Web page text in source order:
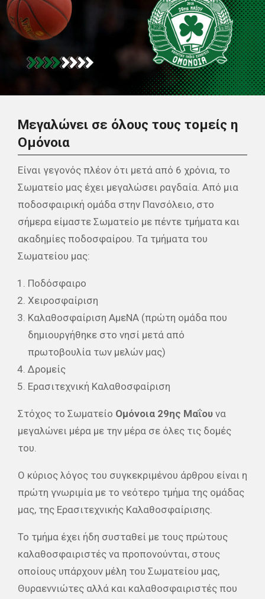
Μεγαλώνει σε όλους τους τομείς η
Ομόνοια
Είναι γεγονός πλέον ότι μετά από 6 χρόνια, το
Σωματείο μας έχει μεγαλώσει ραγδαία. Από μια
ποδοσφαιρική ομάδα στην Πανσόλειο, στο
σήμερα είμαστε Σωματείο με πέντε τμήματα και
ακαδημίες ποδοσφαίρου. Τα τμήματα του
Σωματείου μας:
Ποδόσφαιρο
Χειροσφαίριση
Καλαθοσφαίριση ΑμεΝΑ (πρώτη ομάδα που
δημιουργήθηκε στο νησί μετά από
πρωτοβουλία των μελών μας)
Δρομείς
Ερασιτεχνική Καλαθοσφαίριση
Στόχος το Σωματείο Ομόνοια 29ης Μαΐου να
μεγαλώνει μέρα με την μέρα σε όλες τις δομές
του.
Ο κύριος λόγος του συγκεκριμένου άρθρου είναι η
πρώτη γνωριμία με το νεότερο τμήμα της ομάδας
μας, της Ερασιτεχνικής Καλαθοσφαίρισης.
Το τμήμα έχει ήδη συσταθεί με τους πρώτους
καλαθοσφαιριστές να προπονούνται, στους
οποίους υπάρχουν μέλη του Σωματείου μας,
Θυραεννιώτες αλλά και καλαθοσφαιριστές που